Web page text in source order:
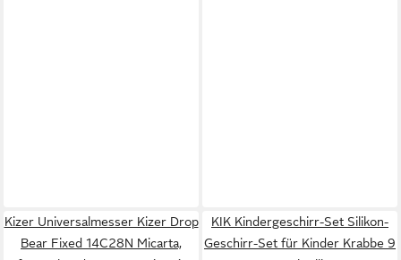
Kizer Universalmesser Kizer Drop
Bear Fixed 14C28N Micarta,
KIK Kindergeschirr-Set Silikon-
Geschirr-Set für Kinder Krabbe 9